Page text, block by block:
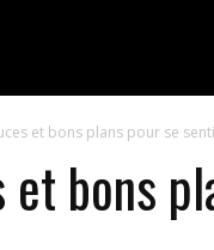
et bons plans pour se
bons